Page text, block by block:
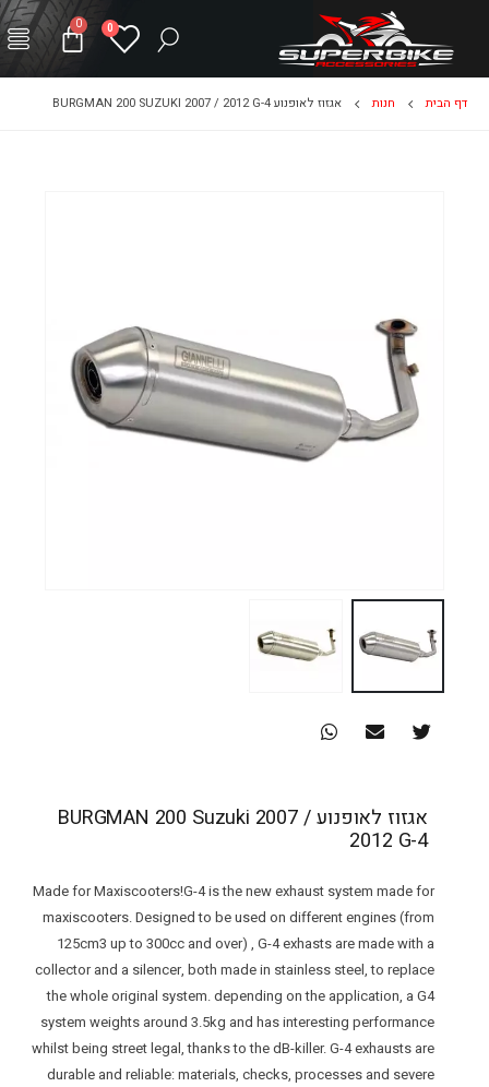
0
0
דף הבית חנות אגזוז לאופנוע BURGMAN 200 SUZUKI 2007 / 2012 G-4
אגזוז לאופנוע BURGMAN 200 Suzuki 2007 /
2012 G-4
Made for Maxiscooters!G-4 is the new exhaust system made for
maxiscooters. Designed to be used on different engines (from
125cm3 up to 300cc and over) , G-4 exhasts are made with a
collector and a silencer, both made in stainless steel, to replace
the whole original system. depending on the application, a G4
system weights around 3.5kg and has interesting performance
whilst being street legal, thanks to the dB-killer. G-4 exhausts are
durable and reliable: materials, checks, processes and severe